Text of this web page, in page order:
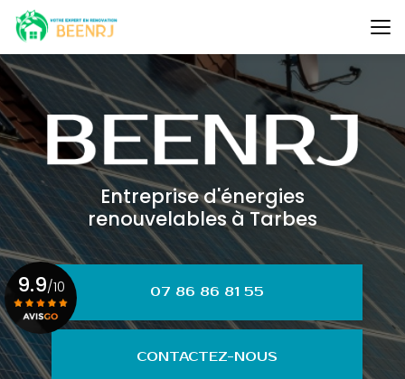
Aller
au
contenu
principal
Entreprise d'énergies
renouvelables à Tarbes
07 86 86 81 55
CONTACTEZ-NOUS
9.9/10
Voir le certificat